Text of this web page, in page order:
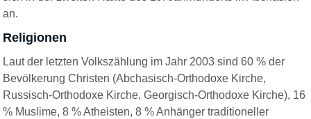
an.
Religionen
Laut der letzten Volkszählung im Jahr 2003 sind 60 % der
Bevölkerung Christen (Abchasisch-Orthodoxe Kirche,
Russisch-Orthodoxe Kirche, Georgisch-Orthodoxe Kirche), 16
% Muslime, 8 % Atheisten, 8 % Anhänger traditioneller